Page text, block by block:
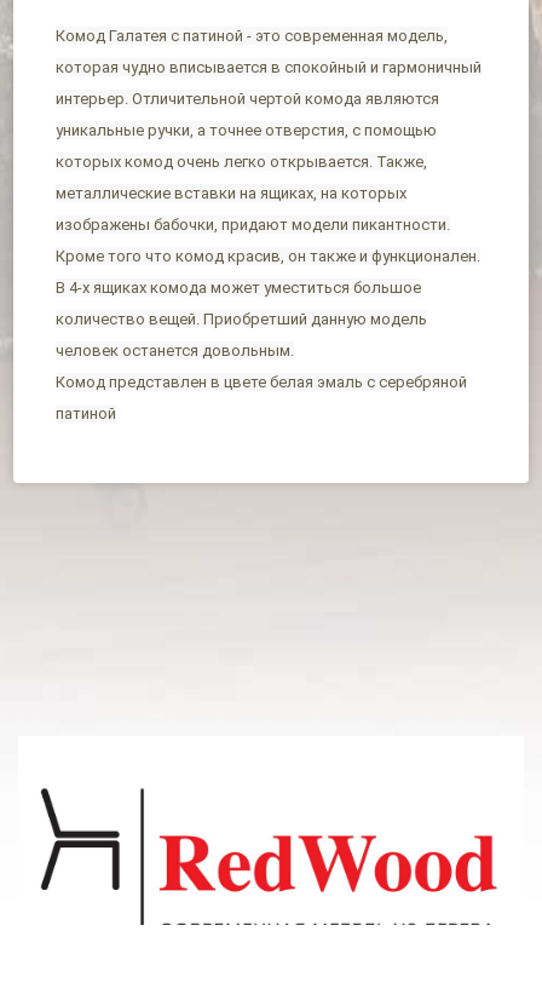
Комод Галатея с патиной - это современная модель,
которая чудно вписывается в спокойный и гармоничный
интерьер. Отличительной чертой комода являются
уникальные ручки, а точнее отверстия, с помощью
которых комод очень легко открывается. Также,
металлические вставки на ящиках, на которых
изображены бабочки, придают модели пикантности.
Кроме того что комод красив, он также и функционален.
В 4-х ящиках комода может уместиться большое
количество вещей. Приобретший данную модель
человек останется довольным.
Комод представлен в цвете белая эмаль с серебряной
патиной